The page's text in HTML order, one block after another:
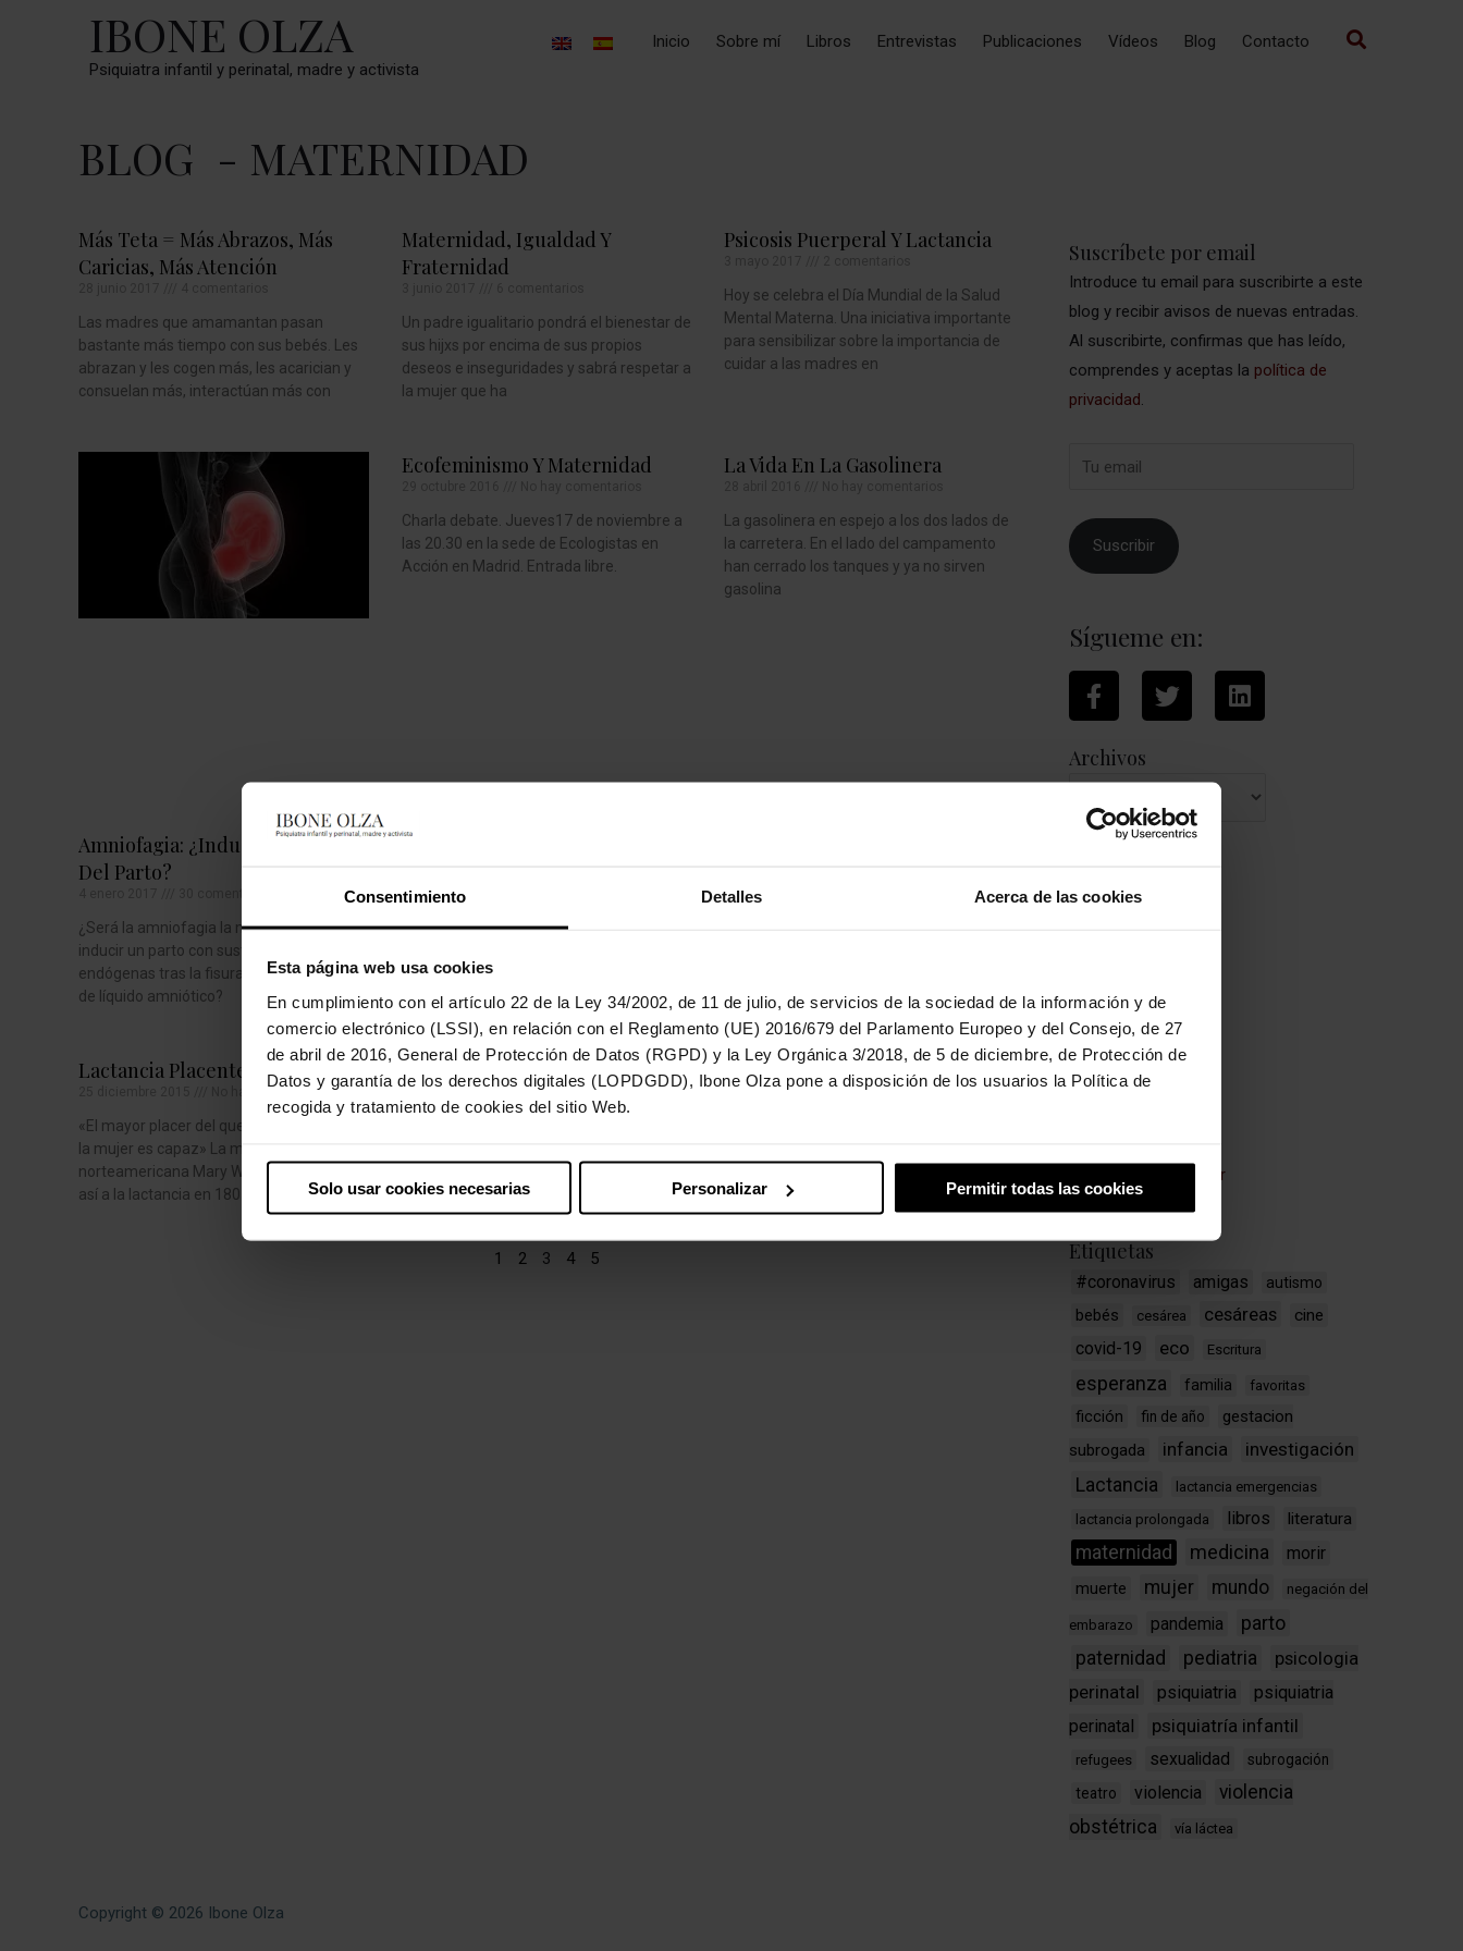
Consentimiento Detalles Acerca de las cookies
Esta página web usa cookies
En cumplimiento con el artículo 22 de la Ley 34/2002, de 11 de julio, de servicios de la sociedad de la información y de
comercio electrónico (LSSI), en relación con el Reglamento (UE) 2016/679 del Parlamento Europeo y del Consejo, de 27
de abril de 2016, General de Protección de Datos (RGPD) y la Ley Orgánica 3/2018, de 5 de diciembre, de Protección de
Datos y garantía de los derechos digitales (LOPDGDD), Ibone Olza pone a disposición de los usuarios la Política de
recogida y tratamiento de cookies del sitio Web.
Solo usar cookies necesarias Personalizar Permitir todas las cookies
IBONE OLZA
Psiquiatra infantil y perinatal, madre y activista
Inicio Sobre mí Libros Entrevistas Publicaciones Vídeos Blog Contacto
BLOG - MATERNIDAD
Más Teta = Más Abrazos, Más
Caricias, Más Atención
Las madres que amamantan pasan
bastante más tiempo con sus bebés. Les
abrazan y les cogen más, les acarician y
consuelan más, interactúan más con
Maternidad, Igualdad Y
Fraternidad
Un padre igualitario pondrá el bienestar de
sus hijxs por encima de sus propios
deseos e inseguridades y sabrá respetar a
la mujer que ha
Psicosis Puerperal Y Lactancia
Hoy se celebra el Día Mundial de la Salud
Mental Materna. Una iniciativa importante
para sensibilizar sobre la importancia de
cuidar a las madres en
Amniofagia: ¿inducción Natural
Del Parto?
¿Será la amniofagia la mejor manera de
inducir un parto con sustancias
endógenas tras la fisura o rotura de bolsa
de líquido amniótico?
Ecofeminismo Y Maternidad
Charla debate. Jueves17 de noviembre a
las 20.30 en la sede de Ecologistas en
Acción en Madrid. Entrada libre.
La Vida En La Gasolinera
La gasolinera en espejo a los dos lados de
la carretera. En el lado del campamento
han cerrado los tanques y ya no sirven
gasolina
Lactancia Placentera
No hay comentarios
«El mayor placer del que la naturaleza de
la mujer es capaz» La matrona
norteamericana Mary Watkins se refería
así a la lactancia en 1805.
A Paco López, Mi Médico, Con
Agradecimiento.
buenísimo: el doctor Francisco López. Le
Exposición Lactancia Infinita
14 noviembre 2015 No hay comentarios
Facultad de
1 2 3 4 5
Suscríbete por email
Introduce tu email para suscribirte a este
blog y recibir avisos de nuevas entradas.
Al suscribirte, confirmas que has leído,
comprendes y aceptas la política de
privacidad.
Suscribir
Sígueme en:
Archivos
Lactancia
Libros y cine
Maternidad
Medicina
Sin categorizar
Etiquetas
#coronavirus amigas autismo
bebés cesárea cesáreas cine
covid-19 eco Escritura
esperanza familia favoritas
ficción fin de año
gestacion
subrogada
infancia investigación
Lactancia
lactancia emergencias
lactancia prolongada
libros literatura
maternidad medicina morir
muerte mujer mundo negación del
embarazo pandemia parto
paternidad pediatria
psicologia
perinatal
psiquiatria
psiquiatria
perinatal
psiquiatría infantil
refugees sexualidad
subrogación
teatro
violencia
violencia
obstétrica
vía láctea
Copyright © 2026 Ibone Olza